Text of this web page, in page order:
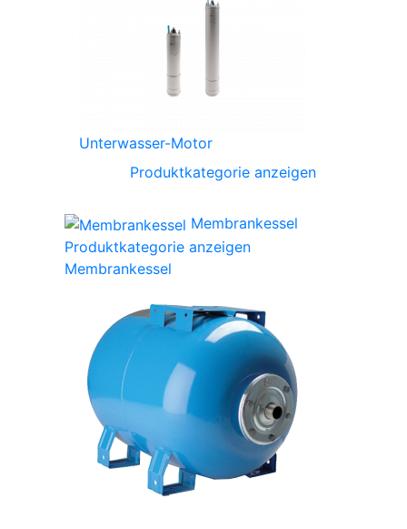
Unterwasser-Motor
Produktkategorie anzeigen
Membrankessel
Produktkategorie anzeigen
Membrankessel